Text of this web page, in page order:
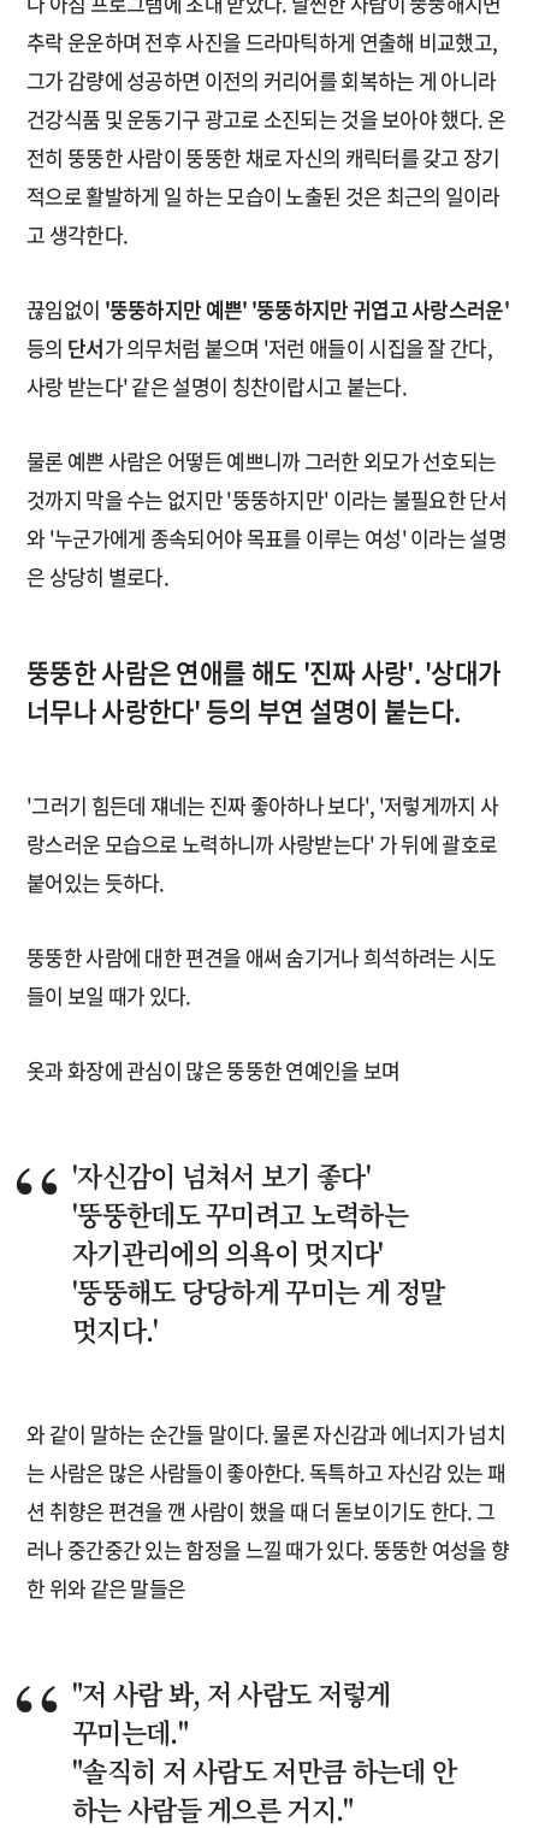
추락 운운하며 전후 사진을 드라마틱하게 연출해 비교했고,
그가 감량에 성공하면 이전의 커리어를 회복하는 게 아니라
건강식품 및 운동기구 광고로 소진되는 것을 보아야 했다. 온
전히 뚱뚱한 사람이 뚱뚱한 채로 자신의 캐릭터를 갖고 장기
적으로 활발하게 일 하는 모습이 노출된 것은 최근의 일이라
고 생각한다.
끊임없이 '뚱뚱하지만 예쁜' '뚱뚱하지만 귀엽고 사랑스러운'
등의 단서가 의무처럼 붙으며 '저런 애들이 시집을 잘 간다,
사랑 받는다' 같은 설명이 칭찬이랍시고 붙는다.
물론 예쁜 사람은 어떻든 예쁘니까 그러한 외모가 선호되는
것까지 막을 수는 없지만 '뚱뚱하지만' 이라는 불필요한 단서
와 '누군가에게 종속되어야 목표를 이루는 여성' 이라는 설명
은 상당히 별로다.
뚱뚱한 사람은 연애를 해도 '진짜 사랑'. '상대가
너무나 사랑한다' 등의 부연 설명이 붙는다.
'그러기 힘든데 쟤네는 진짜 좋아하나 보다', '저렇게까지 사
랑스러운 모습으로 노력하니까 사랑받는다' 가 뒤에 괄호로
붙어있는 듯하다.
뚱뚱한 사람에 대한 편견을 애써 숨기거나 희석하려는 시도
들이 보일 때가 있다.
옷과 화장에 관심이 많은 뚱뚱한 연예인을 보며
'자신감이 넘쳐서 보기 좋다'
'뚱뚱한데도 꾸미려고 노력하는
자기관리에의 의욕이 멋지다'
'뚱뚱해도 당당하게 꾸미는 게 정말
멋지다.'
와 같이 말하는 순간들 말이다. 물론 자신감과 에너지가 넘치
는 사람은 많은 사람들이 좋아한다. 독특하고 자신감 있는 패
션 취향은 편견을 깬 사람이 했을 때 더 돋보이기도 한다. 그
러나 중간중간 있는 함정을 느낄 때가 있다. 뚱뚱한 여성을 향
한 위와 같은 말들은
"저 사람 봐, 저 사람도 저렇게
꾸미는데."
"솔직히 저 사람도 저만큼 하는데 안
하는 사람들 게으른 거지."